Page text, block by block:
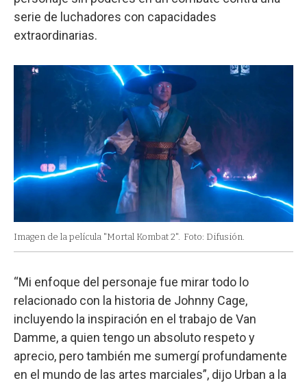
serie de luchadores con capacidades
extraordinarias.
Imagen de la película "Mortal Kombat 2". Foto: Difusión.
“Mi enfoque del personaje fue mirar todo lo
relacionado con la historia de Johnny Cage,
incluyendo la inspiración en el trabajo de Van
Damme, a quien tengo un absoluto respeto y
aprecio, pero también me sumergí profundamente
en el mundo de las artes marciales”, dijo Urban a la